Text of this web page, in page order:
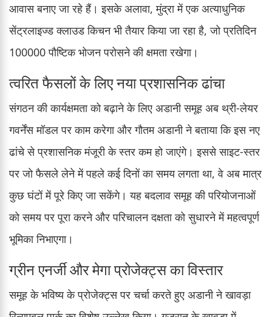
आवास बनाए जा रहे हैं। इसके अलावा, मुंद्रा में एक अत्याधुनिक
सेंट्रलाइज्ड क्लाउड किचन भी तैयार किया जा रहा है, जो प्रतिदिन
100000 पौष्टिक भोजन परोसने की क्षमता रखेगा।
त्वरित फैसलों के लिए नया प्रशासनिक ढांचा
संगठन की कार्यक्षमता को बढ़ाने के लिए अडानी समूह अब थ्री-लेयर
गवर्नेंस मॉडल पर काम करेगा और गौतम अडानी ने बताया कि इस नए
ढांचे से प्रशासनिक मंजूरी के स्तर कम हो जाएंगे। इससे साइट-स्तर
पर जो फैसले लेने में पहले कई दिनों का समय लगता था, वे अब मात्र
कुछ घंटों में पूरे किए जा सकेंगे। यह बदलाव समूह की परियोजनाओं
को समय पर पूरा करने और परिचालन दक्षता को सुधारने में महत्वपूर्ण
भूमिका निभाएगा।
ग्रीन एनर्जी और मेगा प्रोजेक्ट्स का विस्तार
समूह के भविष्य के प्रोजेक्ट्स पर चर्चा करते हुए अडानी ने खावड़ा